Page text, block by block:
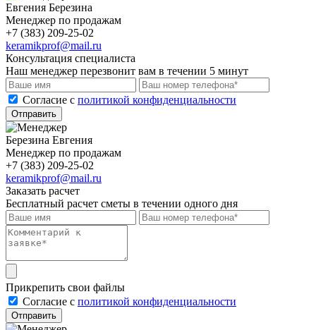
Евгения Березина
Менеджер по продажам
+7 (383) 209-25-02
keramikprof@mail.ru
Консультация специалиста
Наш менеджер перезвонит вам в течении 5 минут
Cогласие с политикой конфиденциальности
Отправить
Березина Евгения
Менеджер по продажам
+7 (383) 209-25-02
keramikprof@mail.ru
Заказать расчет
Бесплатный расчет сметы в течении одного дня
Прикрепить свои файлы
Cогласие с политикой конфиденциальности
Отправить